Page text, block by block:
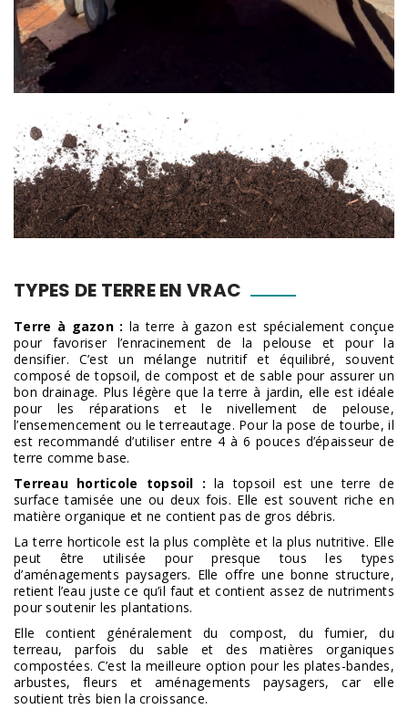
TYPES DE TERRE EN VRAC
Terre à gazon : la terre à gazon est spécialement conçue
pour favoriser l’enracinement de la pelouse et pour la
densifier. C’est un mélange nutritif et équilibré, souvent
composé de topsoil, de compost et de sable pour assurer un
bon drainage. Plus légère que la terre à jardin, elle est idéale
pour les réparations et le nivellement de pelouse,
l’ensemencement ou le terreautage. Pour la pose de tourbe, il
est recommandé d’utiliser entre 4 à 6 pouces d’épaisseur de
terre comme base.
Terreau horticole topsoil : la topsoil est une terre de
surface tamisée une ou deux fois. Elle est souvent riche en
matière organique et ne contient pas de gros débris.
La terre horticole est la plus complète et la plus nutritive. Elle
peut être utilisée pour presque tous les types
d’aménagements paysagers. Elle offre une bonne structure,
retient l’eau juste ce qu’il faut et contient assez de nutriments
pour soutenir les plantations.
Elle contient généralement du compost, du fumier, du
terreau, parfois du sable et des matières organiques
compostées. C’est la meilleure option pour les plates-bandes,
arbustes, fleurs et aménagements paysagers, car elle
soutient très bien la croissance.